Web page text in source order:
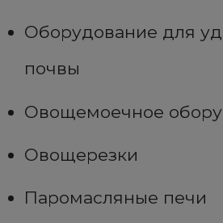
Оборудование для
почвы
Овощемоечное
Овощерезки
Паромасляные печи